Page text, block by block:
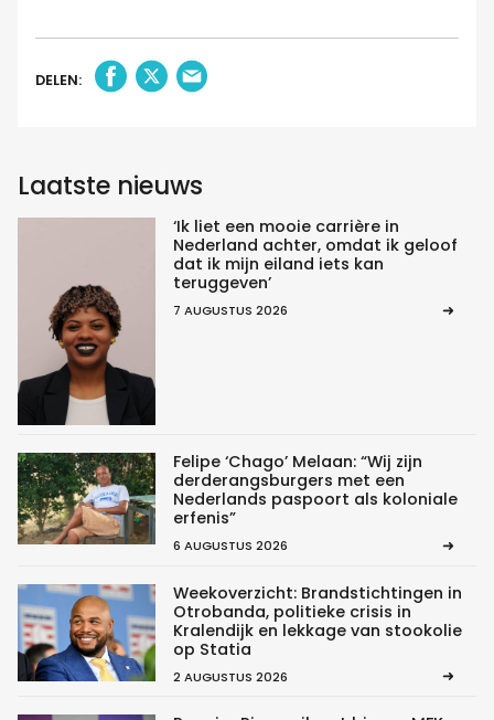
DELEN:
Laatste nieuws
‘Ik liet een mooie carrière in
Nederland achter, omdat ik geloof
dat ik mijn eiland iets kan
teruggeven’
7 AUGUSTUS 2026
Felipe ‘Chago’ Melaan: “Wij zijn
derderangsburgers met een
Nederlands paspoort als koloniale
erfenis”
6 AUGUSTUS 2026
Weekoverzicht: Brandstichtingen in
Otrobanda, politieke crisis in
Kralendijk en lekkage van stookolie
op Statia
2 AUGUSTUS 2026